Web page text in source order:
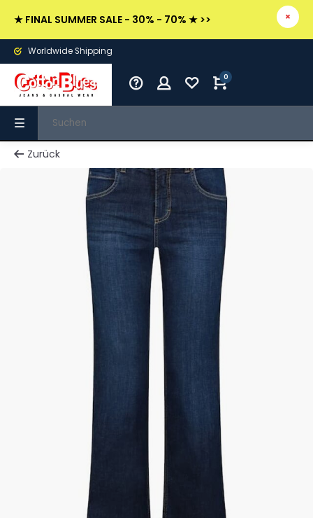
★ FINAL SUMMER SALE - 30% - 70% ★ >>
Worldwide Shipping
0
Zurück